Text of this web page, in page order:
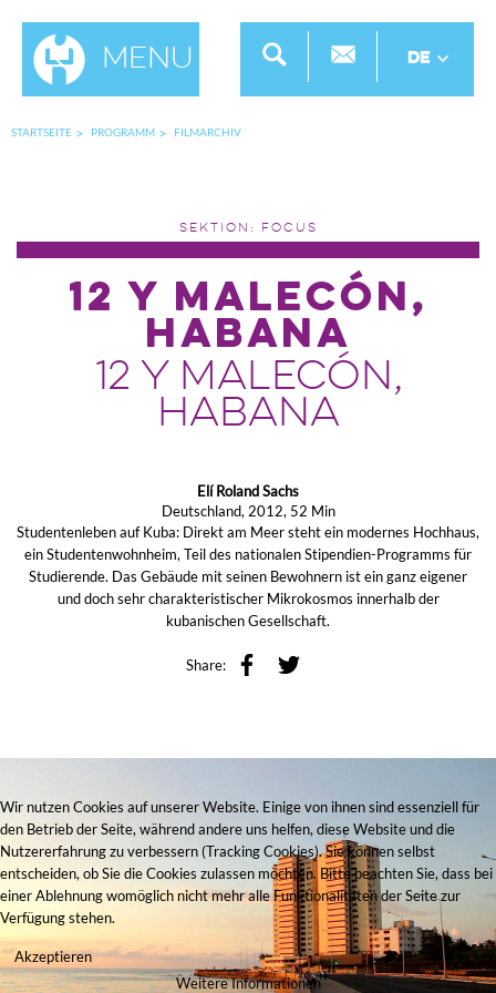
Menu DE
STARTSEITE PROGRAMM FILMARCHIV
SEKTION: FOCUS
12 Y Malecón,
Habana
12 Y Malecón,
Habana
Elí Roland Sachs
Deutschland, 2012, 52 Min
Studentenleben auf Kuba: Direkt am Meer steht ein modernes Hochhaus,
ein Studentenwohnheim, Teil des nationalen Stipendien-Programms für
Studierende. Das Gebäude mit seinen Bewohnern ist ein ganz eigener
und doch sehr charakteristischer Mikrokosmos innerhalb der
kubanischen Gesellschaft.
Share:
Wir nutzen Cookies auf unserer Website. Einige von ihnen sind essenziell für
den Betrieb der Seite, während andere uns helfen, diese Website und die
Nutzererfahrung zu verbessern (Tracking Cookies). Sie können selbst
entscheiden, ob Sie die Cookies zulassen möchten. Bitte beachten Sie, dass bei
einer Ablehnung womöglich nicht mehr alle Funktionalitäten der Seite zur
Verfügung stehen.
Akzeptieren
Weitere Informationen